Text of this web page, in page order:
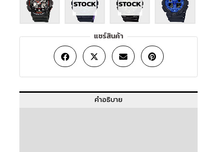
STOCK
STOCK
แชร์สินค้า
คำอธิบาย